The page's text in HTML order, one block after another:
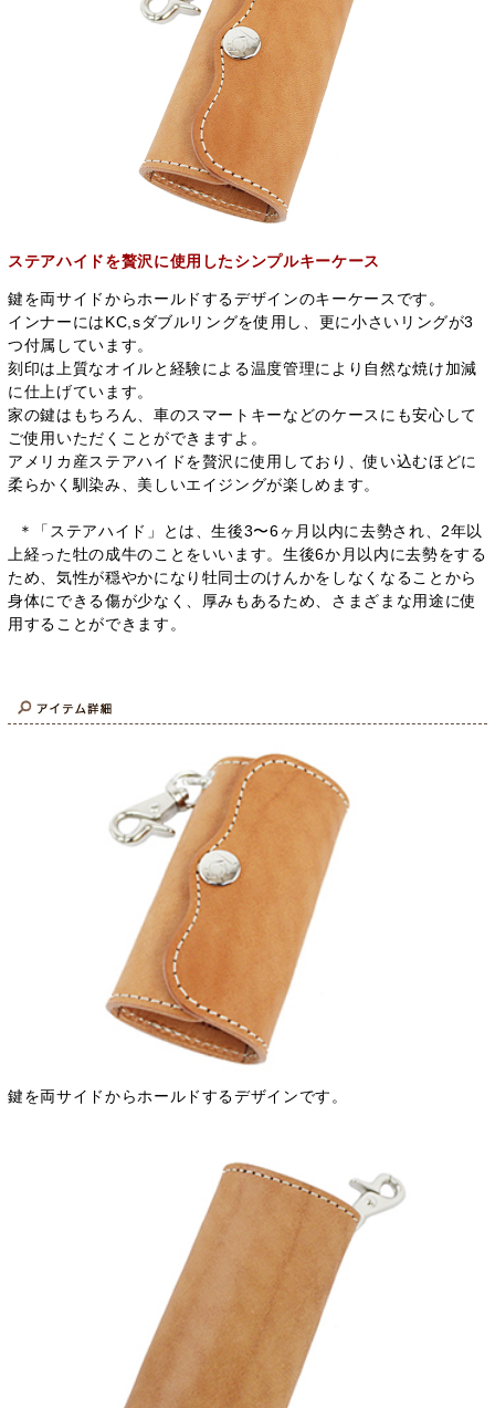
ステアハイドを贅沢に使用したシンプルキーケース
鍵を両サイドからホールドするデザインのキーケースです。
インナーにはKC,sダブルリングを使用し、更に小さいリングが3
つ付属しています。
刻印は上質なオイルと経験による温度管理により自然な焼け加減
に仕上げています。
家の鍵はもちろん、車のスマートキーなどのケースにも安心して
ご使用いただくことができますよ。
アメリカ産ステアハイドを贅沢に使用しており、使い込むほどに
柔らかく馴染み、美しいエイジングが楽しめます。
＊「ステアハイド」とは、生後3〜6ヶ月以内に去勢され、2年以
上経った牡の成牛のことをいいます。生後6か月以内に去勢をする
ため、気性が穏やかになり牡同士のけんかをしなくなることから
身体にできる傷が少なく、厚みもあるため、さまざまな用途に使
用することができます。
鍵を両サイドからホールドするデザインです。